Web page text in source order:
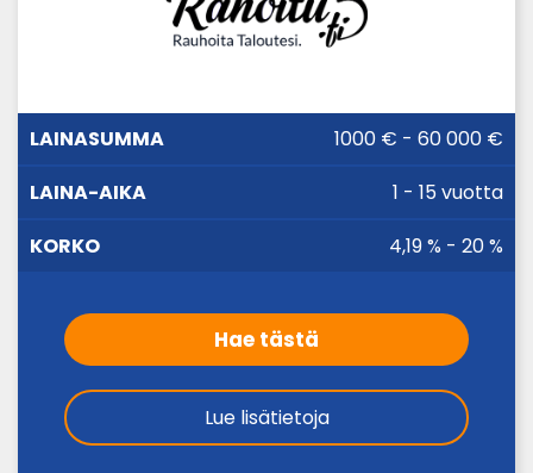
LAINASUMMA KORKO1000 € - 60 000 €
1 - 15 vuotta
4,19 % - 20 %
Hae tästä
Lue lisätietoja